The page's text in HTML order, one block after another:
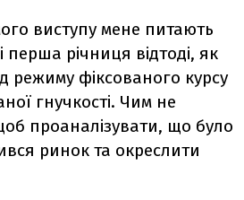
виступу мене питають
перша річниця відтоді, як
режиму фіксованого курсу
гнучкості. Чим не
проаналізувати, що було
ринок та окреслити